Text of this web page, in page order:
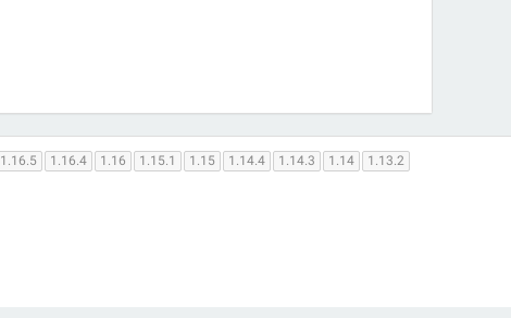
1.16.5 1.16.4 1.16 1.15.1 1.15 1.14.4 1.14.3 1.14
1.13.2